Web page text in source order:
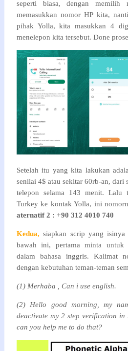
seperti biasa, dengan memilih
memasukkan nomor HP kita,
pihak Yolla, kita masukkan 4
menelepon kita tersebut. Done
Setelah itu yang kita lakukan
senilai 4$ atau sekitar 60rb-an, dari
telepon selama 143 menit. Lalu
Turkey ke kontak Yolla, ini
aternatif 2 : +90 312 4010 740
Kedua, siapkan scrip yang
bawah ini, pertama minta untuk
dalam bahasa inggris. Kalimat
dengan kebutuhan teman-teman
(1) Merhaba , Can i use english.
(2) Hello good morning, my
deactivate my 2 step verification in
can you help me to do that?